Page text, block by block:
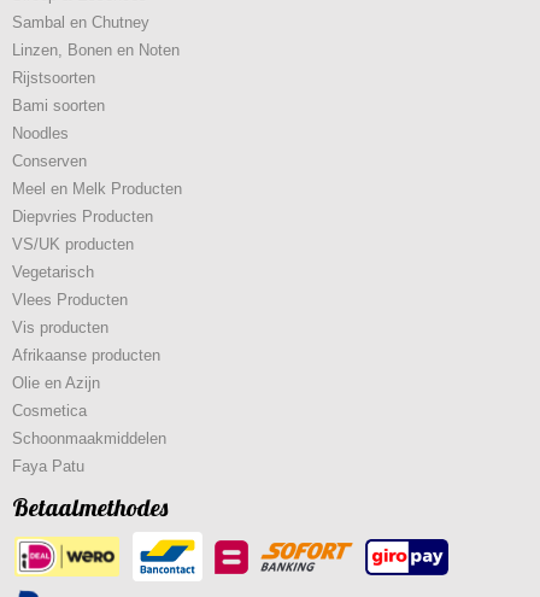
Sambal en Chutney
Linzen, Bonen en Noten
Rijstsoorten
Bami soorten
Noodles
Conserven
Meel en Melk Producten
Diepvries Producten
VS/UK producten
Vegetarisch
Vlees Producten
Vis producten
Afrikaanse producten
Olie en Azijn
Cosmetica
Schoonmaakmiddelen
Faya Patu
Betaalmethodes